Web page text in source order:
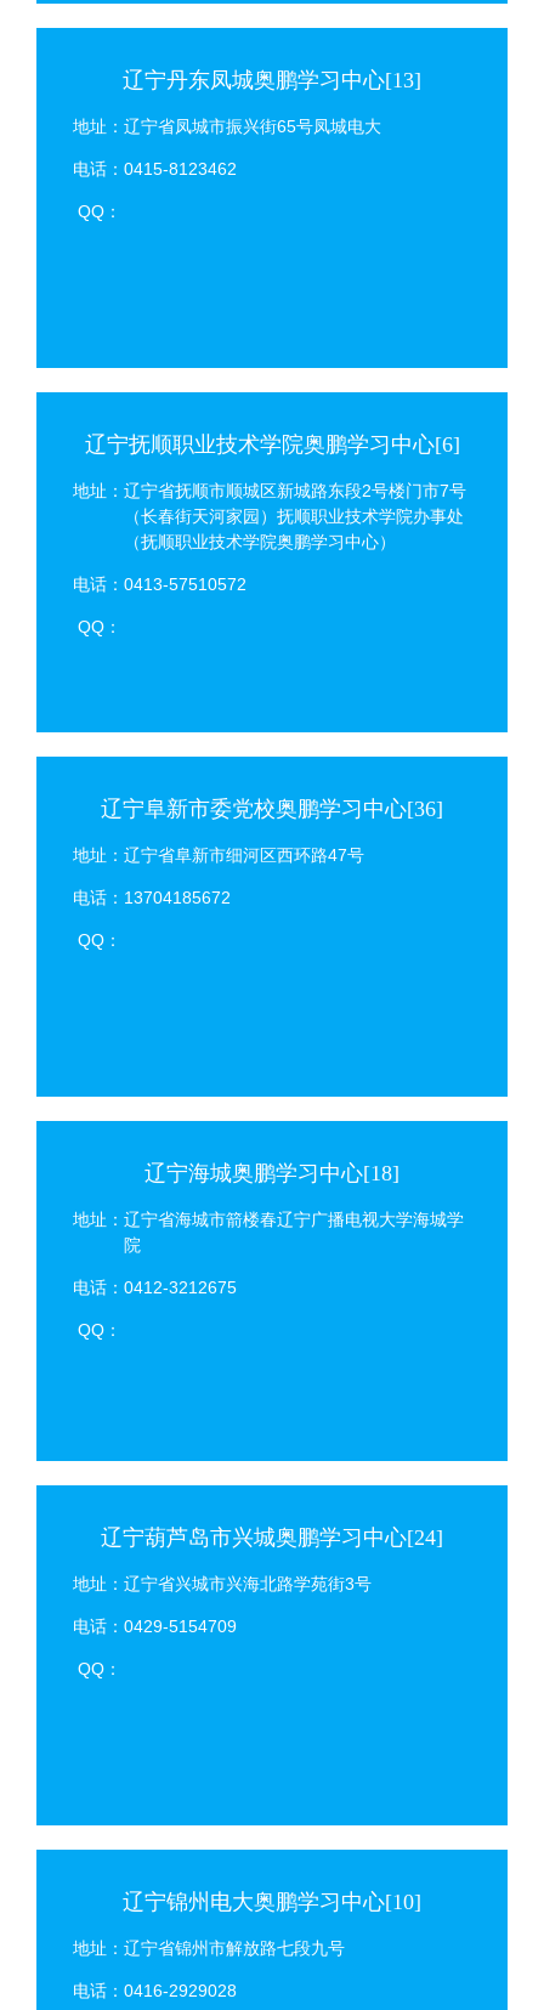
辽宁丹东凤城奥鹏学习中心[13]
地址：辽宁省凤城市振兴街65号凤城电大
电话：0415-8123462
QQ：
辽宁抚顺职业技术学院奥鹏学习中心[6]
地址：辽宁省抚顺市顺城区新城路东段2号楼门市7号
（长春街天河家园）抚顺职业技术学院办事处
（抚顺职业技术学院奥鹏学习中心）
电话：0413-57510572
QQ：
辽宁阜新市委党校奥鹏学习中心[36]
地址：辽宁省阜新市细河区西环路47号
电话：13704185672
QQ：
辽宁海城奥鹏学习中心[18]
地址：辽宁省海城市箭楼春辽宁广播电视大学海城学
院
电话：0412-3212675
QQ：
辽宁葫芦岛市兴城奥鹏学习中心[24]
地址：辽宁省兴城市兴海北路学苑街3号
电话：0429-5154709
QQ：
辽宁锦州电大奥鹏学习中心[10]
地址：辽宁省锦州市解放路七段九号
电话：0416-2929028